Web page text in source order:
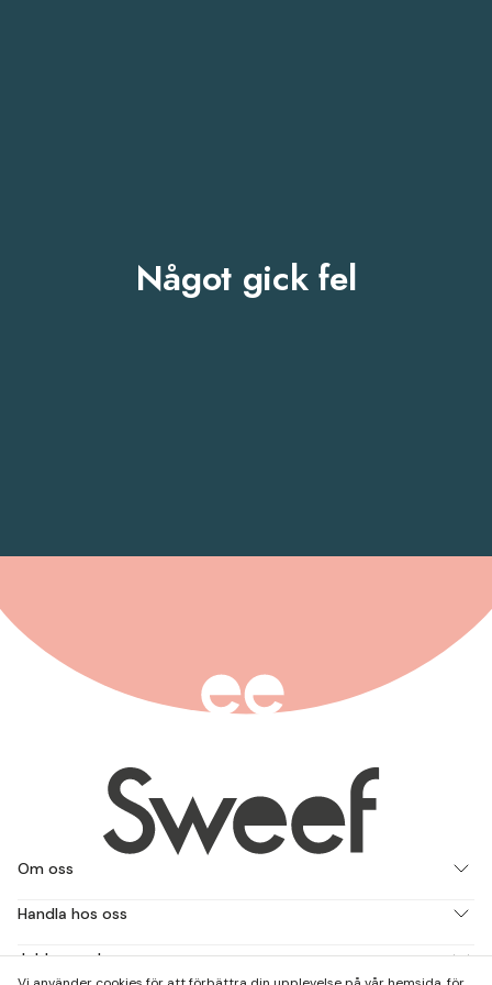
Något gick fel
Om oss
Handla hos oss
Jobba med oss